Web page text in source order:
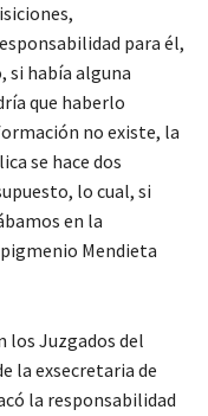
para él,
si había alguna
que haberlo
no existe, la
se hace dos
lo cual, si
en la
Mendieta
los Juzgados del
la exsecretaria de
la responsabilidad